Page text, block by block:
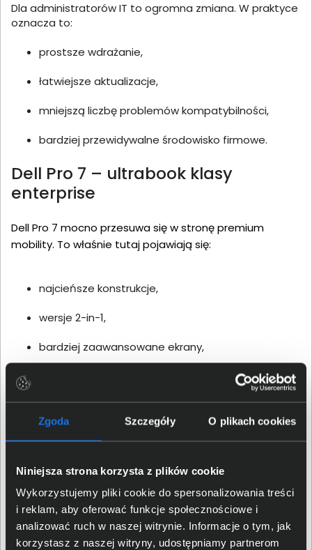
Zgoda Szczegóły O plikach cookies
Niniejsza strona korzysta z plików cookie
Wykorzystujemy pliki cookie do spersonalizowania treści
i reklam, aby oferować funkcje społecznościowe i
analizować ruch w naszej witrynie. Informacje o tym, jak
korzystasz z naszej witryny, udostępniamy partnerom
Dla administratorów IT to ogromna zmiana. W praktyce
oznacza to:
prostsze wdrażanie,
łatwiejsze aktualizacje,
mniejszą liczbę problemów kompatybilności,
bardziej przewidywalne środowisko firmowe.
Dell Pro 7 – ultrabook klasy
enterprise
Dell Pro 7 mocno przesuwa się w stronę premium
mobility. To właśnie tutaj pojawiają się:
najcieńsze konstrukcje,
wersje 2-in-1,
bardziej zaawansowane ekrany,
lepsze materiały obudowy.
Dell podaje, że nowe konstrukcje są nawet o 18%
Co nowego w Dell Pro 7?
Nowość Efekt